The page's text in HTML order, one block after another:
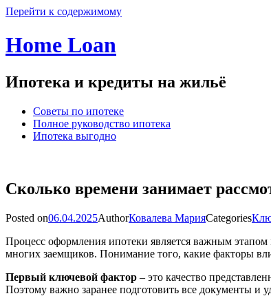
Перейти к содержимому
Home Loan
Ипотека и кредиты на жильё
Советы по ипотеке
Полное руководство ипотека
Ипотека выгодно
Сколько времени занимает
Posted on06.04.2025AuthorКовалева МарияCategories
Процесс оформления ипотеки является важным
многих заемщиков. Понимание того, какие факторы
Первый ключевой фактор – это качество
Поэтому важно заранее подготовить все документы и